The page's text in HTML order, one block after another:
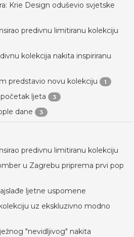
Krie Design oduševio svjetske
predivnu limitiranu kolekciju
kolekcija nakita inspiriranu
predstavio novu kolekciju 1
ljeta 3
dane 3
predivnu limitiranu kolekciju
u Zagrebu priprema prvi pop
ljetne uspomene
uz ekskluzivno modno
"nevidljivog" nakita